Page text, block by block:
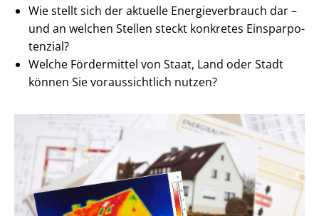
Wie stellt sich der aktuelle En­er­gie­ver­brauch dar –
und an welchen Stellen steckt konkretes Ein­spar­po­
ten­zi­al?
Welche Fördermittel von Staat, Land oder Stadt
können Sie voraussichtlich nutzen?